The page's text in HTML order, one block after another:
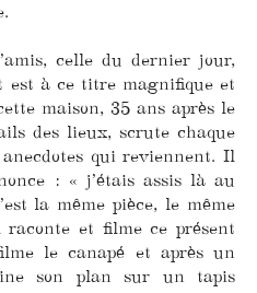
celle du dernier jour,
est à ce titre magnifique et
maison, 35 ans après le
des lieux, scrute chaque
qui reviennent. Il
: « j’étais assis là au
la même pièce, le même
et filme ce présent
le canapé et après un
son plan sur un tapis